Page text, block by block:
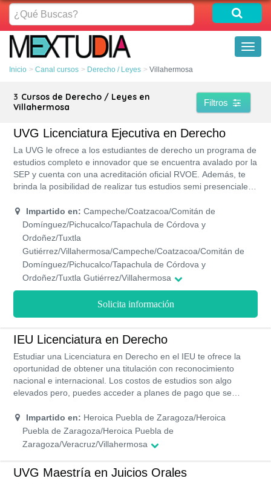
¿Qué
Buscas?
Inicio Canal cursos Derecho / Leyes Villahermosa
3 Cursos de Derecho / Leyes en
Villahermosa
Filtros
UVG Licenciatura Ejecutiva en Derecho
La UVG le ofrece a los estudiantes de derecho un programa de
estudios completo e innovador que se encuentra avalado por la
SEP y cuenta con una acreditación oficial RVOE. Además, te
brinda la posibilidad de realizar tus estudios semi presenciales,
comodidad de tu casa u oficina. Asimismo, sus programas de
estudios te permitirá obtener la titulación en 9 cuatrimestres
recibiendo un plan de estudios completo y profesional. Los
costos de cada cuatrimestres son accesibles por lo que
Impartido en: Campeche/Coatzacoa/Comitán de
Domínguez/Pichucalco/Tapachula de Córdova y
Ordoñez/Tuxtla
Gutiérrez/Villahermosa/Campeche/Coatzacoa/Comitán de
Domínguez/Pichucalco/Tapachula de Córdova y
Ordoñez/Tuxtla Gutiérrez/Villahermosa
Solicita información
IEU Licenciatura en Derecho
Estudiar una Licenciatura en Derecho en el IEU te ofrece la
oportunidad de obtener una titulación con reconocimiento
nacional e internacional. Los costos de estudios son algo
elevados pero, puedes acceder a planes de pago que se
de la inscripción. Las instalaciones son modernas y su staff de
docentes cuentan con la preparación en doctorado para cada
área de estudio, lo que quiere decir que recibirás una
Impartido en: Heroica Puebla de Zaragoza/Heroica
Puebla de Zaragoza/Heroica Puebla de
Zaragoza/Veracruz/Villahermosa
UVG Maestría en Juicios Orales